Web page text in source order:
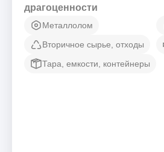
драгоценности
Металлолом
Вторичное сырье, отходы
Тара, емкости, контейнеры